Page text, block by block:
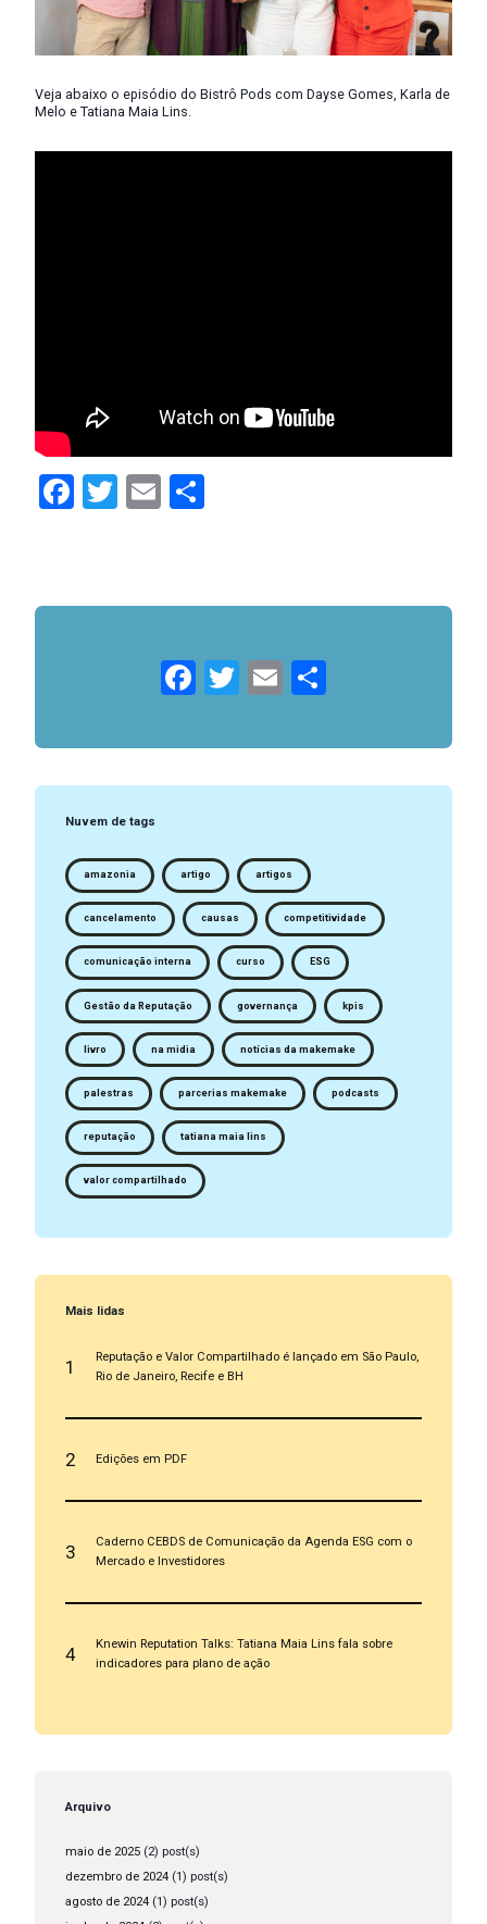
Veja abaixo o episódio do Bistrô Pods com Dayse Gomes, Karla de
Melo e Tatiana Maia Lins.
Facebook
Twitter
EmailCompartilhar
Facebook
Twitter
Email
Nuvem de tags
amazonia artigo artigos
cancelamento causas competitividade
comunicação interna curso ESG
Gestão da Reputação governança kpis
livro na midia notícias da makemake
palestras parcerias makemake podcasts
reputação tatiana maia lins
valor compartilhado
Mais lidas
1
Reputação e Valor Compartilhado é lançado em São Paulo,
Rio de Janeiro, Recife e BH
2 Edições em PDF
3
Caderno CEBDS de Comunicação da Agenda ESG com o
Mercado e Investidores
4
Knewin Reputation Talks: Tatiana Maia Lins fala sobre
indicadores para plano de ação
Arquivo
maio de 2025(2) post(s)
dezembro de 2024(1) post(s)
agosto de 2024(1) post(s)